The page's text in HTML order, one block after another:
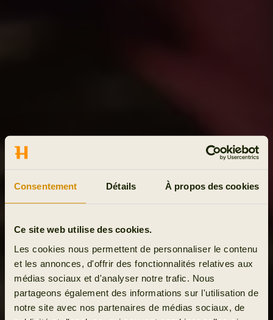
Consentement Détails À propos des cookies
Ce site web utilise des cookies.
Les cookies nous permettent de personnaliser le contenu
et les annonces, d'offrir des fonctionnalités relatives aux
médias sociaux et d'analyser notre trafic. Nous
partageons également des informations sur l'utilisation de
notre site avec nos partenaires de médias sociaux, de